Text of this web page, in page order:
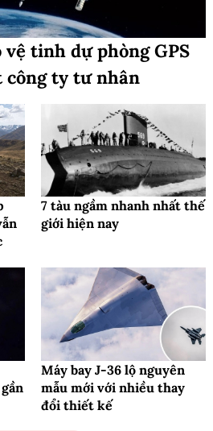
vệ tinh dự phòng GPS
công ty tư nhân
7 tàu ngầm nhanh nhất thế
giới hiện nay
Máy bay J-36 lộ nguyên
mẫu mới với nhiều thay
đổi thiết kế